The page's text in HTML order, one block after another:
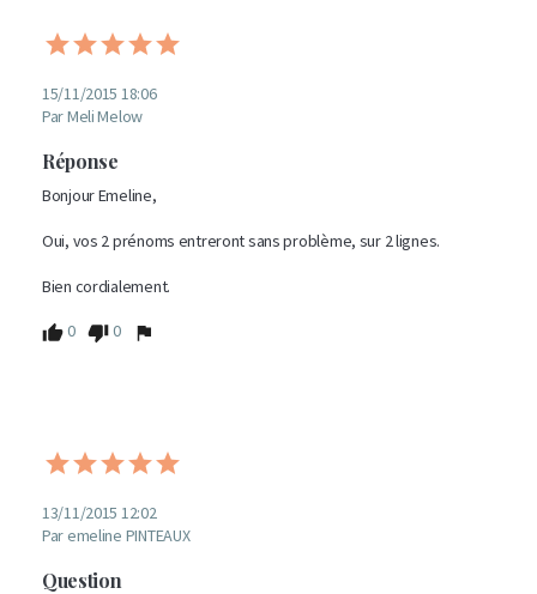
15/11/2015 18:06
Par Meli Melow
Réponse
Bonjour Emeline,
Oui, vos 2 prénoms entreront sans problème, sur 2 lignes.
Bien cordialement.
0 0
13/11/2015 12:02
Par emeline PINTEAUX
Question